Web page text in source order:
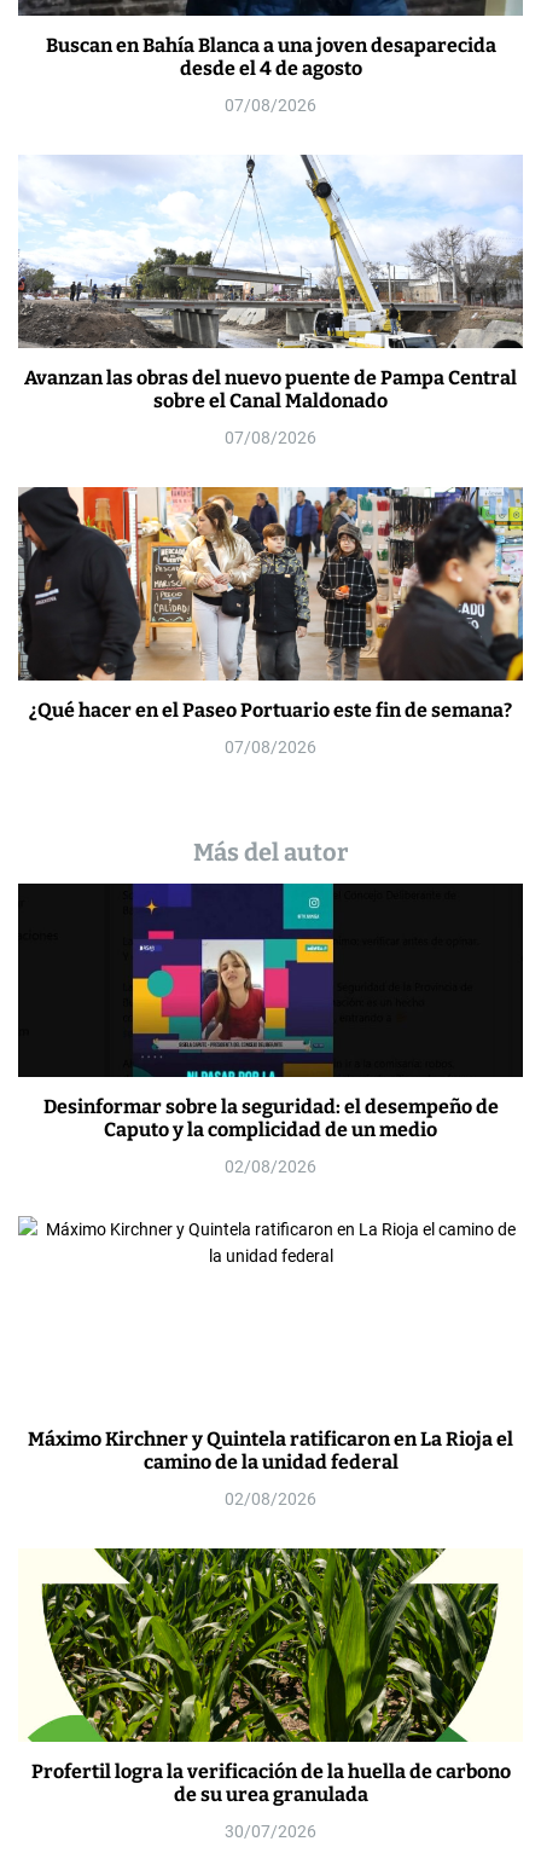
Buscan en Bahía Blanca a una joven desaparecida
desde el 4 de agosto
07/08/2026
Avanzan las obras del nuevo puente de Pampa Central
sobre el Canal Maldonado
07/08/2026
¿Qué hacer en el Paseo Portuario este fin de semana?
07/08/2026
Más del autor
Desinformar sobre la seguridad: el desempeño de
Caputo y la complicidad de un medio
02/08/2026
Máximo Kirchner y Quintela ratificaron en La Rioja el
camino de la unidad federal
02/08/2026
Profertil logra la verificación de la huella de carbono
de su urea granulada
30/07/2026